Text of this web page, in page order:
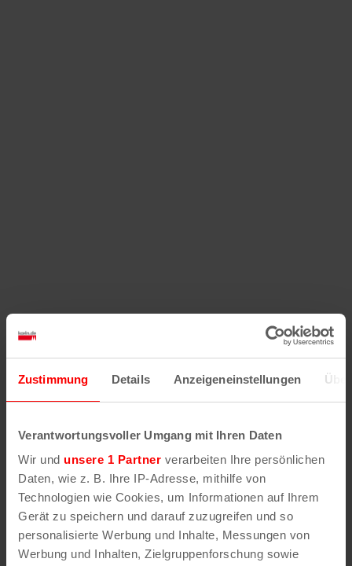
Zustimmung Details Anzeigeneinstellungen
Verantwortungsvoller Umgang mit Ihren Daten
Wir und unsere 1 Partner verarbeiten Ihre persönlichen
Daten, wie z. B. Ihre IP-Adresse, mithilfe von
Technologien wie Cookies, um Informationen auf Ihrem
Gerät zu speichern und darauf zuzugreifen und so
personalisierte Werbung und Inhalte, Messungen von
Werbung und Inhalten, Zielgruppenforschung sowie